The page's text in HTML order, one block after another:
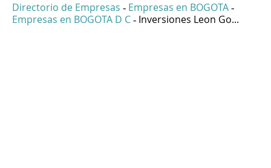
Directorio de Empresas - Empresas en BOGOTA -
Empresas en BOGOTA D C - Inversiones Leon Go...